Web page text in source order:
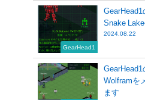
GearHead1
GearHead1
Snake
2024.08.22
GearHead1
Wolframを
ます